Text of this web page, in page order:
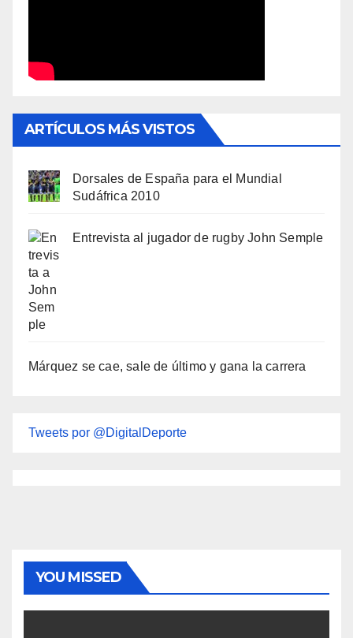
ARTÍCULOS MÁS VISTOS
Dorsales de España para el Mundial
Sudáfrica 2010
Entrevista al jugador de rugby John Semple
Márquez se cae, sale de último y gana la carrera
Tweets por @DigitalDeporte
YOU MISSED